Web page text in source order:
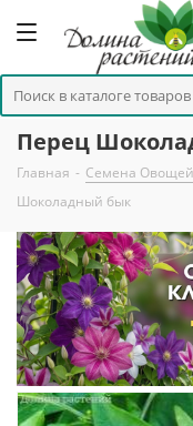
Перец
Главная - Семена Овощей
Шоколадный бык